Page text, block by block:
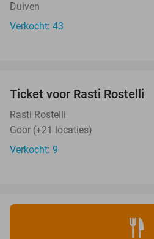
Duiven
Verkocht: 43
TODAY
Ticket voor Rasti Rostelli
Rasti Rostelli
Goor (+21 locaties)
Verkocht: 9